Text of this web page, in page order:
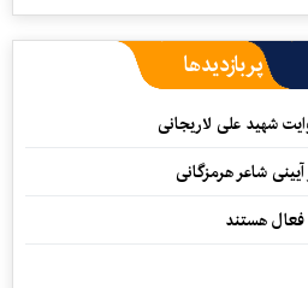
پربازدیدها
شهید علی لاریجانی
شاعر هرمزگانی